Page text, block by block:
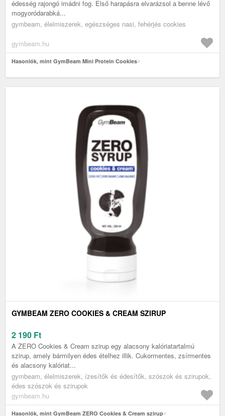
édesség rajongó imádni fog. Első harapásra elvarázsol a benne lévő
mogyoródarabká...
gymbeam, élelmiszerek, egészséges nasi, fehérjés cookies
gymbeam.hu
Hasonlók, mint GymBeam Mini Protein Cookies
GYMBEAM ZERO COOKIES & CREAM SZIRUP
2 190 Ft
A ZERO Cookies & Cream szirup egy alacsony kalóriatartalmú
szirup, amely bármilyen édes ételhez illik. Cukormentes, zsírmentes
és alacsony kalóriat...
gymbeam, élelmiszerek, ízesítők és édesítők, szószok és szirupok,
édes szószok és szirupok
gymbeam.hu
Hasonlók, mint GymBeam ZERO Cookies & Cream szirup